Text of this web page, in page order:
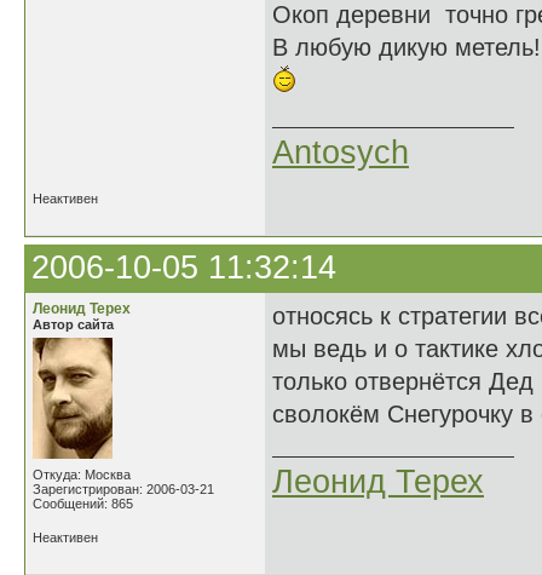
Окоп деревни точно
В любую дикую метель!
Antosych
Неактивен
2006-10-05 11:32:14
Леонид Терех
Автор сайта
Откуда: Москва
Зарегистрирован: 2006-03-21
Сообщений: 865
относясь к стратегии
мы ведь и о тактике
только отвернётся
сволокём Снегурочку в
Леонид Терех
Неактивен